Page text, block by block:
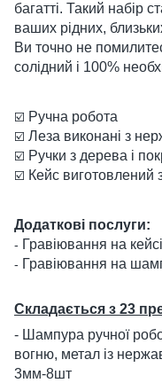
багатті. Такий набір
ваших рідних,
Ви точно не
солідний і 100%
☑️ Ручна робота
☑️ Леза виконані з
☑️ Ручки з дерева і
☑️ Кейс виготовлений
Додаткові послуги:
- Гравіювання на
- Гравіювання на
Складається з 23
- Шампура ручної
вогню, метал із
3мм-8шт